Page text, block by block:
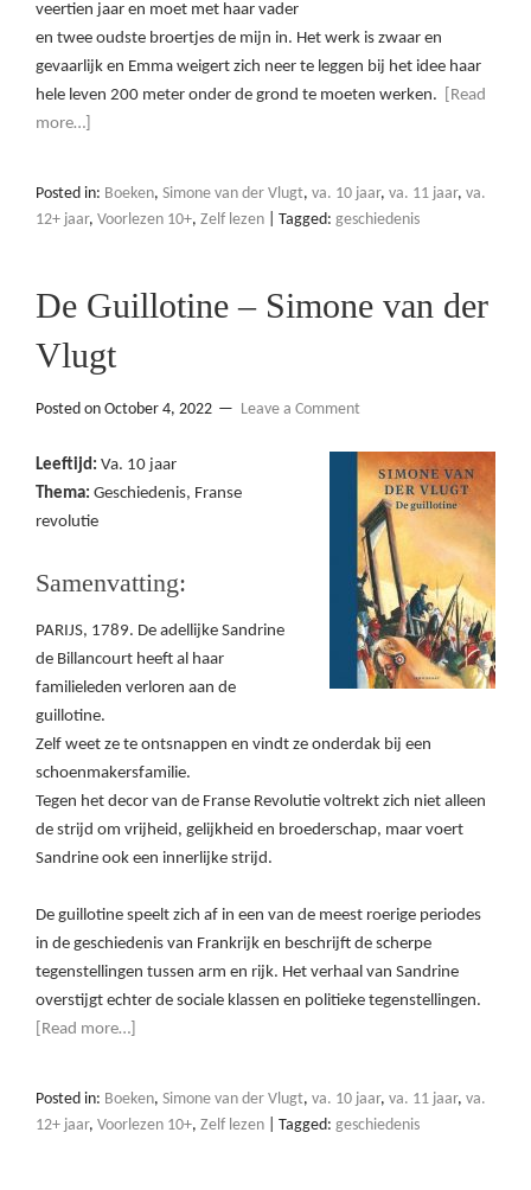
veertien jaar en moet met haar vader
en twee oudste broertjes de mijn in. Het werk is zwaar en
gevaarlijk en Emma weigert zich neer te leggen bij het idee haar
hele leven 200 meter onder de grond te moeten werken.
[Read
more…]
Posted in: Boeken, Simone van der Vlugt, va. 10 jaar, va. 11 jaar, va.
12+ jaar, Voorlezen 10+, Zelf lezen Tagged: geschiedenis
De Guillotine – Simone van der
Vlugt
Posted on October 4, 2022 Leave a Comment
Leeftijd: Va. 10 jaar
Thema: Geschiedenis, Franse
revolutie
Samenvatting:
PARIJS, 1789. De adellijke Sandrine
de Billancourt heeft al haar
familieleden verloren aan de
guillotine.
Zelf weet ze te ontsnappen en vindt ze onderdak bij een
schoenmakersfamilie.
Tegen het decor van de Franse Revolutie voltrekt zich niet alleen
de strijd om vrijheid, gelijkheid en broederschap, maar voert
Sandrine ook een innerlijke strijd.
De guillotine speelt zich af in een van de meest roerige periodes
in de geschiedenis van Frankrijk en beschrijft de scherpe
tegenstellingen tussen arm en rijk. Het verhaal van Sandrine
overstijgt echter de sociale klassen en politieke tegenstellingen.
[Read more…]
Posted in: Boeken, Simone van der Vlugt, va. 10 jaar, va. 11 jaar, va.
12+ jaar, Voorlezen 10+, Zelf lezen Tagged: geschiedenis